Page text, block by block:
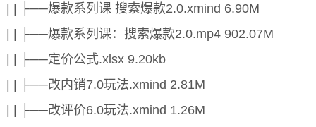
| | ├──爆款系列课 搜索爆款2.0.xmind 6.90M
| | ├──爆款系列课：搜索爆款2.0.mp4 902.07M
| | ├──定价公式.xlsx 9.20kb
| | ├──改内销7.0玩法.xmind 2.81M
| | ├──改评价6.0玩法.xmind 1.26M